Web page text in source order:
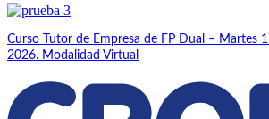
Curso Tutor de Empresa de FP Dual – Martes
2026. Modalidad Virtual